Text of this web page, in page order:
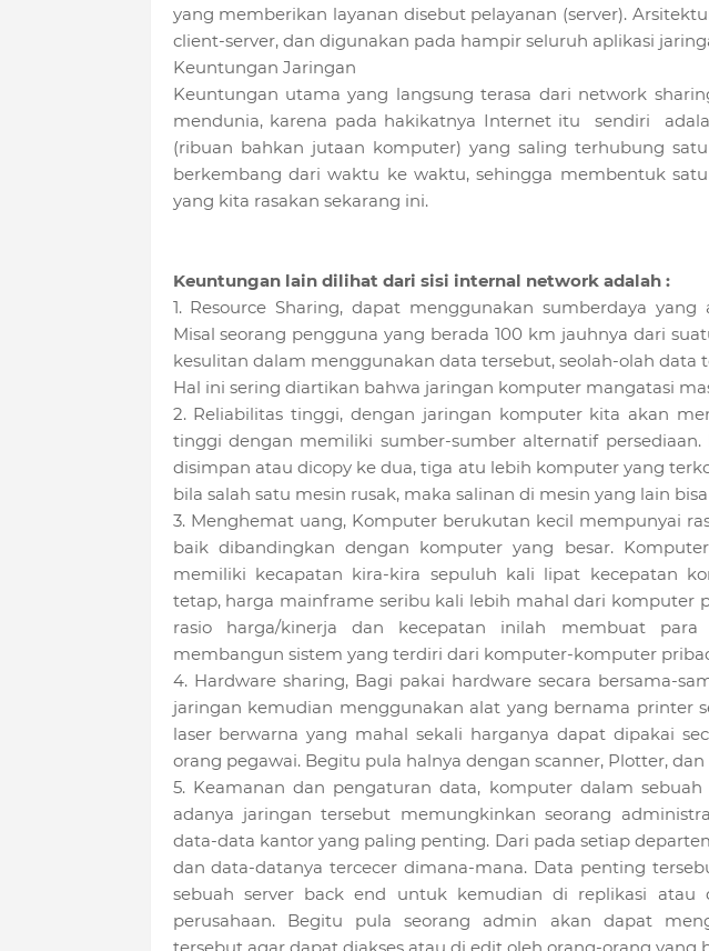
yang memberikan layanan disebut pelayanan (server).
client-server, dan digunakan pada hampir seluruh aplikasi
Keuntungan Jaringan
Keuntungan utama yang langsung terasa dari network
mendunia, karena pada hakikatnya Internet itu sendiri
(ribuan bahkan jutaan komputer) yang saling terhubung
berkembang dari waktu ke waktu, sehingga membentuk
yang kita rasakan sekarang ini.
Keuntungan lain dilihat dari sisi internal network adalah :
1. Resource Sharing, dapat menggunakan sumberdaya yang
Misal seorang pengguna yang berada 100 km jauhnya dari
kesulitan dalam menggunakan data tersebut, seolah-olah data
Hal ini sering diartikan bahwa jaringan komputer mangatasi
2. Reliabilitas tinggi, dengan jaringan komputer kita akan
tinggi dengan memiliki sumber-sumber alternatif persediaan.
disimpan atau dicopy ke dua, tiga atu lebih komputer yang
bila salah satu mesin rusak, maka salinan di mesin yang lain
3. Menghemat uang, Komputer berukutan kecil mempunyai
baik dibandingkan dengan komputer yang besar.
memiliki kecapatan kira-kira sepuluh kali lipat kecepatan
tetap, harga mainframe seribu kali lebih mahal dari komputer
rasio harga/kinerja dan kecepatan inilah membuat
membangun sistem yang terdiri dari komputer-komputer
4. Hardware sharing, Bagi pakai hardware secara bersama-
jaringan kemudian menggunakan alat yang bernama printer
laser berwarna yang mahal sekali harganya dapat dipakai
orang pegawai. Begitu pula halnya dengan scanner, Plotter,
5. Keamanan dan pengaturan data, komputer dalam
adanya jaringan tersebut memungkinkan seorang
data-data kantor yang paling penting. Dari pada setiap
dan data-datanya tercecer dimana-mana. Data penting
sebuah server back end untuk kemudian di replikasi atau
perusahaan. Begitu pula seorang admin akan dapat